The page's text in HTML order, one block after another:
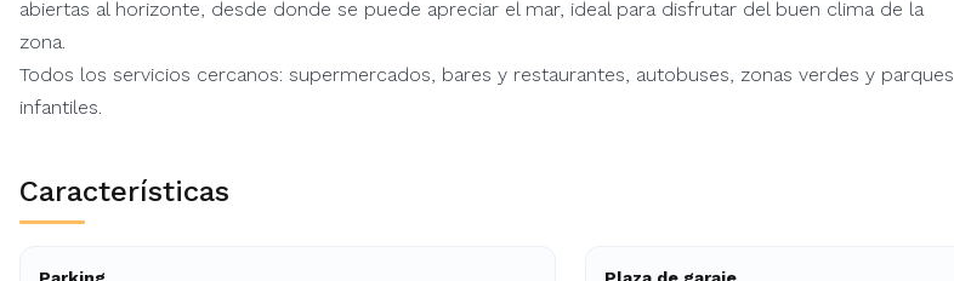
abiertas al horizonte, desde donde se puede apreciar el mar, ideal para disfrutar del buen clima de la
zona.
Todos los servicios cercanos: supermercados, bares y restaurantes, autobuses, zonas verdes y parques
infantiles.
Características